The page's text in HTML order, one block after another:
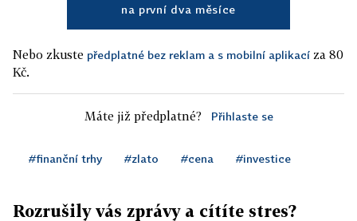
na první dva měsíce
Nebo zkuste předplatné bez reklam a s mobilní aplikací za 80
Kč.
Máte již předplatné? Přihlaste se
#finanční trhy #zlato #cena #investice
Rozrušily vás zprávy a cítíte stres?